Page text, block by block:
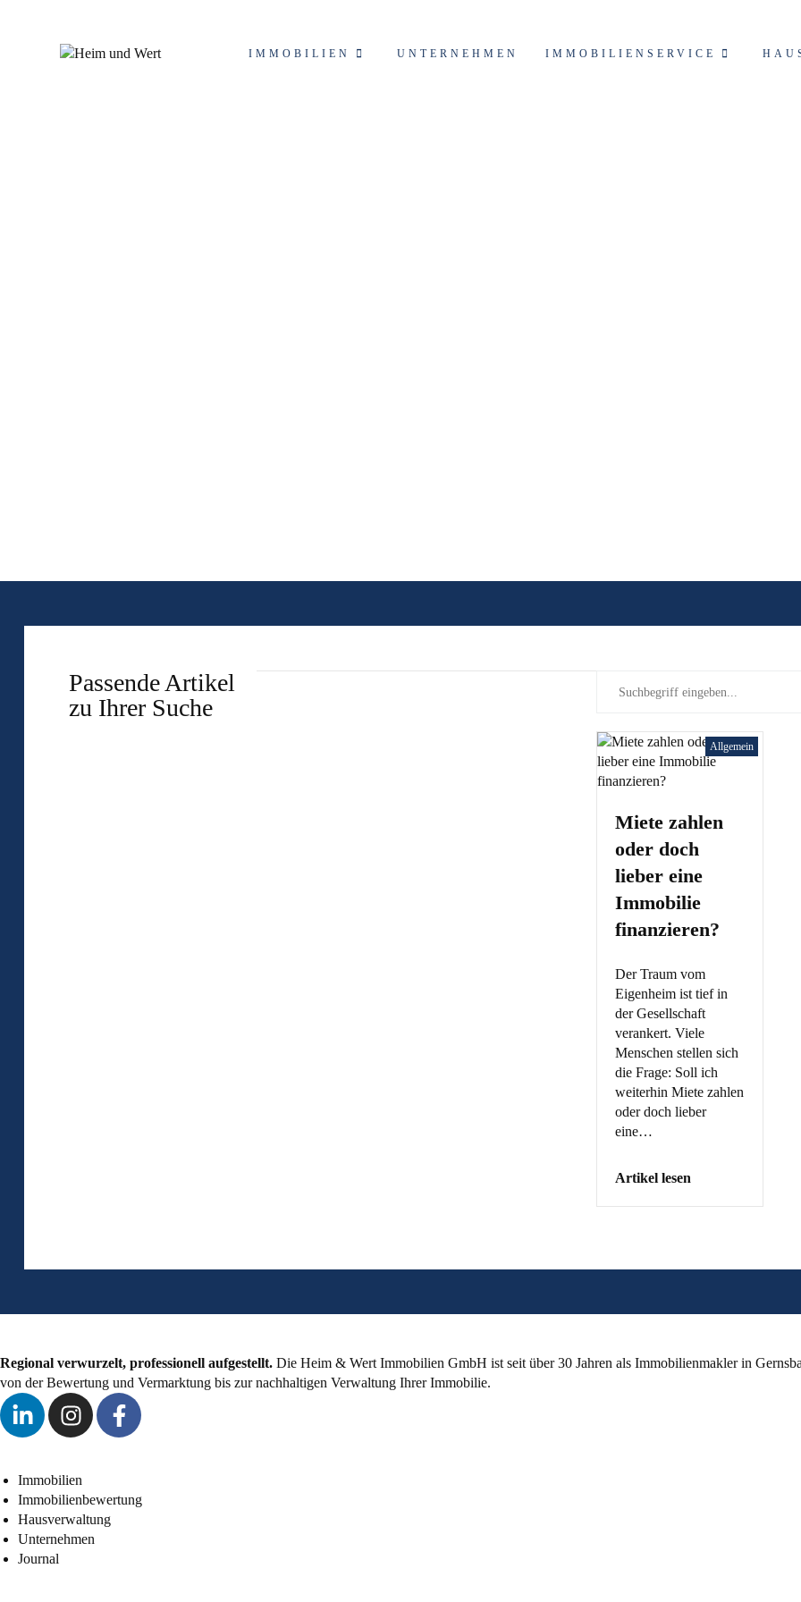
IMMOBILIEN UNTERNEHMEN IMMOBILIENSERVICE
Passende Artikel
zu Ihrer Suche
Allgemein
Miete zahlen
oder doch
lieber eine
Immobilie
finanzieren?
Der Traum vom
Eigenheim ist tief in
der Gesellschaft
verankert. Viele
Menschen stellen sich
die Frage: Soll ich
weiterhin Miete zahlen
oder doch lieber
eine…
Artikel lesen
Regional verwurzelt, professionell aufgestellt. Die Heim & Wert Immobilien GmbH ist seit über 30 Jahren als Immobilienmaklerin
von der Bewertung und Vermarktung bis zur nachhaltigen Verwaltung Ihrer Immobilie.
Immobilien
Immobilienbewertung
Hausverwaltung
Unternehmen
Journal